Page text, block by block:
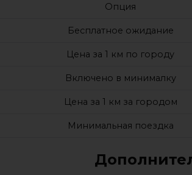
Опция
Бесплатное ожидание
Цена за 1 км по городу
Включено в минималку
Цена за 1 км за городом
Минимальная поездка